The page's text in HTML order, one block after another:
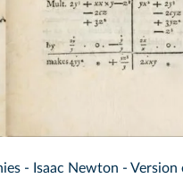
- Isaac Newton -